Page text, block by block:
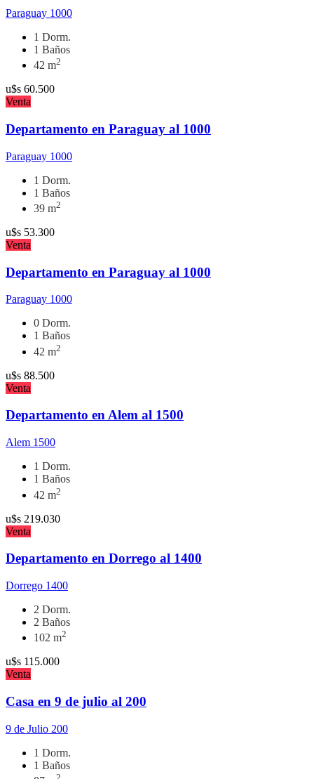
Paraguay 1000
1 Dorm.
1 Baños
42 m2
u$s 60.500
Venta
Departamento en Paraguay al 1000
Paraguay 1000
1 Dorm.
1 Baños
39 m2
u$s 53.300
Venta
Departamento en Paraguay al 1000
Paraguay 1000
0 Dorm.
1 Baños
42 m2
u$s 88.500
Venta
Departamento en Alem al 1500
Alem 1500
1 Dorm.
1 Baños
42 m2
u$s 219.030
Venta
Departamento en Dorrego al 1400
Dorrego 1400
2 Dorm.
2 Baños
102 m2
u$s 115.000
Venta
Casa en 9 de julio al 200
9 de Julio 200
1 Dorm.
1 Baños